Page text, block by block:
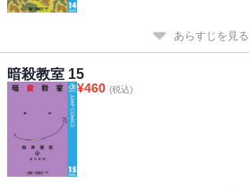
あらすじを見る
暗殺教室 15
¥460 (税込)